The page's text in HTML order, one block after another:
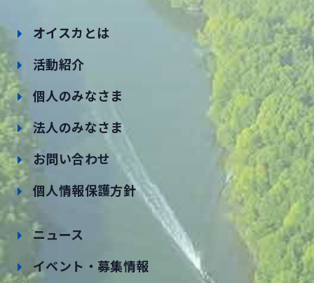
オイスカとは
活動紹介
個人のみなさま
法人のみなさま
お問い合わせ
個人情報保護方針
ニュース
イベント・募集情報